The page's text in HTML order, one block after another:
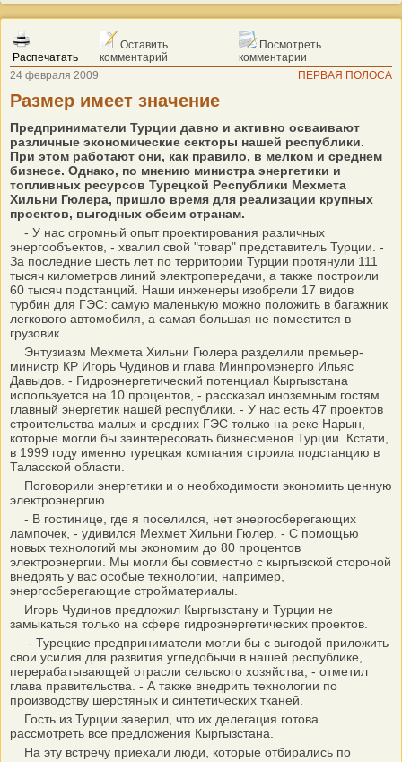
Распечатать
Оставить
комментарий
Посмотреть
комментарии
24 февраля 2009
ПЕРВАЯ ПОЛОСА
Размер имеет значение
Предприниматели Турции давно и активно осваивают
различные экономические секторы нашей республики.
При этом работают они, как правило, в мелком и среднем
бизнесе. Однако, по мнению министра энергетики и
топливных ресурсов Турецкой Республики Мехмета
Хильни Гюлера, пришло время для реализации крупных
проектов, выгодных обеим странам.
- У нас огромный опыт проектирования различных
энергообъектов, - хвалил свой "товар" представитель Турции. -
За последние шесть лет по территории Турции протянули 111
тысяч километров линий электропередачи, а также построили
60 тысяч подстанций. Наши инженеры изобрели 17 видов
турбин для ГЭС: самую маленькую можно положить в багажник
легкового автомобиля, а самая большая не поместится в
грузовик.
Энтузиазм Мехмета Хильни Гюлера разделили премьер-
министр КР Игорь Чудинов и глава Минпромэнерго Ильяс
Давыдов. - Гидроэнергетический потенциал Кыргызстана
используется на 10 процентов, - рассказал иноземным гостям
главный энергетик нашей республики. - У нас есть 47 проектов
строительства малых и средних ГЭС только на реке Нарын,
которые могли бы заинтересовать бизнесменов Турции. Кстати,
в 1999 году именно турецкая компания строила подстанцию в
Таласской области.
Поговорили энергетики и о необходимости экономить ценную
электроэнергию.
- В гостинице, где я поселился, нет энергосберегающих
лампочек, - удивился Мехмет Хильни Гюлер. - С помощью
новых технологий мы экономим до 80 процентов
электроэнергии. Мы могли бы совместно с кыргызской стороной
внедрять у вас особые технологии, например,
энергосберегающие стройматериалы.
Игорь Чудинов предложил Кыргызстану и Турции не
замыкаться только на сфере гидроэнергетических проектов.
- Турецкие предприниматели могли бы с выгодой приложить
свои усилия для развития угледобычи в нашей республике,
перерабатывающей отрасли сельского хозяйства, - отметил
глава правительства. - А также внедрить технологии по
производству шерстяных и синтетических тканей.
Гость из Турции заверил, что их делегация готова
рассмотреть все предложения Кыргызстана.
На эту встречу приехали люди, которые отбирались по